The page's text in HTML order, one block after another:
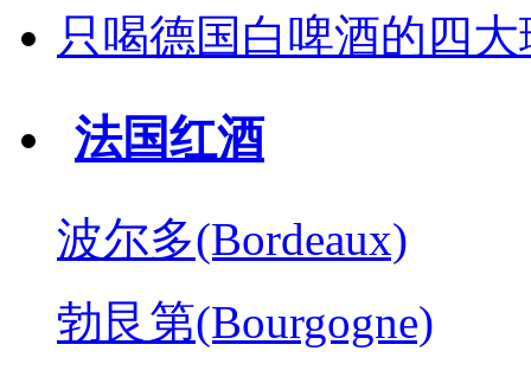
只喝德国白啤酒的四
法国红酒
波尔多(Bordeaux)
勃艮第(Bourgogne)